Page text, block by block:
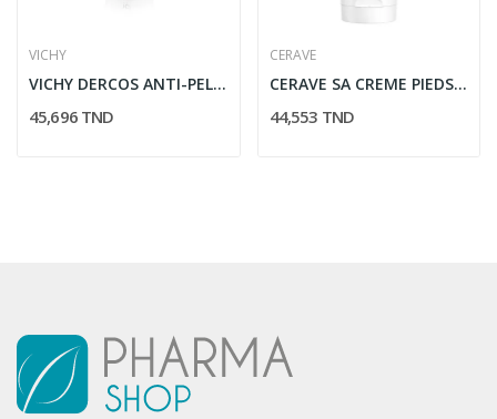
VICHY
VICHY DERCOS ANTI-PELLICULAIRE SHAMPOOING...
45,696 TND
CERAVE
CERAVE SA CREME PIEDS REGENERANTE 88ML
44,553 TND